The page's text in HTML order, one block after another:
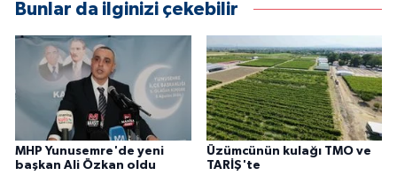
Bunlar da ilginizi çekebilir
MHP Yunusemre'de yeni
başkan Ali Özkan oldu
Üzümcünün kulağı TMO ve
TARİŞ'te